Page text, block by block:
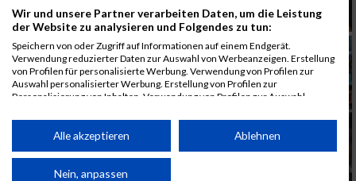
Wir und unsere Partner verarbeiten Daten, um die Leistung
der Website zu analysieren und Folgendes zu tun:
Speichern von oder Zugriff auf Informationen auf einem Endgerät.
Verwendung reduzierter Daten zur Auswahl von Werbeanzeigen. Erstellung
von Profilen für personalisierte Werbung. Verwendung von Profilen zur
Auswahl personalisierter Werbung. Erstellung von Profilen zur
Personalisierung von Inhalten. Verwendung von Profilen zur Auswahl
Performance von Inhalten. Analyse von Zielgruppen durch Statistiken oder
Kombinationen von Daten aus verschiedenen Quellen. Entwicklung und
von Inhalten.
Daten können außerhalb der Europäischen Union weitergegeben und in die
Alle akzeptieren Ablehnen
Nein, anpassen